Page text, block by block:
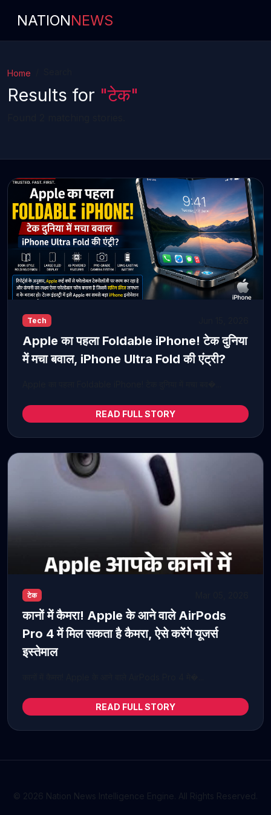
NATIONNEWS
Home
Results for "टेक"
Tech
Apple का पहला Foldable iPhone! टेक दुनिया
में मचा बवाल, iPhone Ultra Fold की एंट्री?
READ FULL STORY
टेक
कानों में कैमरा! Apple के आने वाले AirPods
Pro 4 में मिल सकता है कैमरा, ऐसे करेंगे यूजर्स
इस्तेमाल
READ FULL STORY
© 2026 Nation News Intelligence Engine. All Rights Reserved.